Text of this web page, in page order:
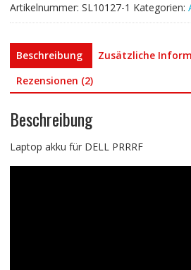
Artikelnummer: SL10127-1 Kategorien:
Beschreibung
Zusätzliche
Rezensionen (2)
Beschreibung
Laptop akku für DELL PRRRF